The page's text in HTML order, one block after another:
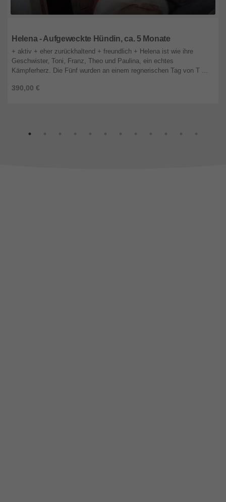
Helena - Aufgeweckte Hündin, ca. 5 Monate
390,00 €
+ aktiv + eher zurückhaltend + freundlich + Helena ist wie ihre
Geschwister, Toni, Franz, Theo und Paulina, ein echtes
Kämpferherz. Die Fünf wurden an einem regnerischen Tag von T ...